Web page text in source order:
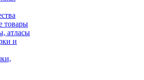
товары
атласы
и